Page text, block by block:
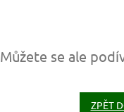
Můžete se ale
ZPĚT